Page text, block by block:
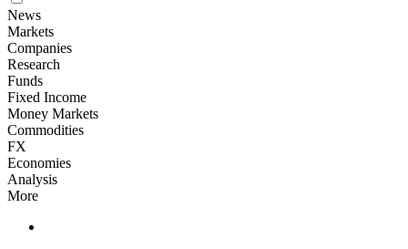
News
Markets
Companies
Research
Funds
Fixed Income
Money Markets
Commodities
FX
Economies
Analysis
More